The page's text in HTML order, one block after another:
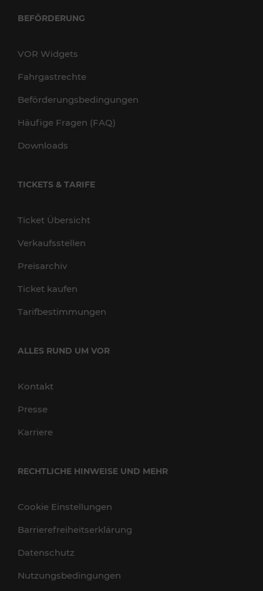
BEFÖRDERUNG
VOR Widgets
Fahrgastrechte
Beförderungsbedingungen
Häufige Fragen (FAQ)
Downloads
TICKETS & TARIFE
Ticket Übersicht
Verkaufsstellen
Preisarchiv
Ticket kaufen
Tarifbestimmungen
ALLES RUND UM VOR
Kontakt
Presse
Karriere
RECHTLICHE HINWEISE UND MEHR
Cookie Einstellungen
Barrierefreiheitserklärung
Datenschutz
Nutzungsbedingungen